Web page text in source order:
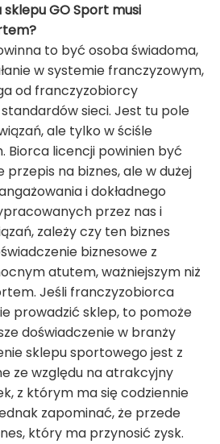
GO Sport musi
to być osoba świadoma,
w systemie franczyzowym,
od franczyzobiorcy
sieci. Jest tu pole
ale tylko w ściśle
Biorca licencji powinien być
przepis na biznes, ale w dużej
i dokładnego
przez nas i
zależy czy ten biznes
biznesowe z
atutem, ważniejszym niż
Jeśli franczyzobiorca
prowadzić sklep, to pomoże
doświadczenie w branży
sklepu sportowego jest z
ze względu na atrakcyjny
z którym ma się codziennie
zapominać, że przede
który ma przynosić zysk.